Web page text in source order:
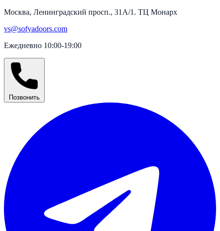
Москва, Ленинградский просп., 31А/1. ТЦ Монарх
vs@sofyadoors.com
Ежедневно 10:00-19:00
Позвонить